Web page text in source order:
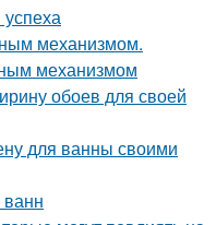
механизмом.
механизмом
обоев для своей
для ванны своими